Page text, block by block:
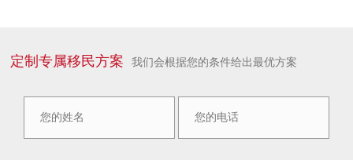
定制专属移民方案 我们会根据您的条件给出最优方案